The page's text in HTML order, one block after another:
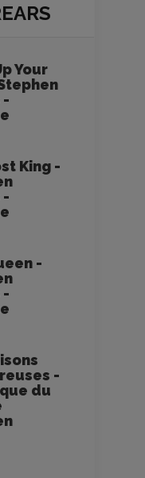
Your
-
King -
-
-
-
-
du